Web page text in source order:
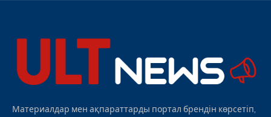
Материалдар мен ақпараттарды портал брендін көрсетіп,